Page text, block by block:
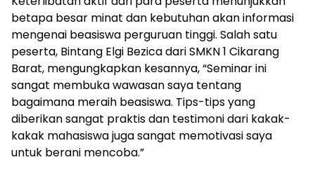
betapa besar minat dan kebutuhan akan informasi
mengenai beasiswa perguruan tinggi. Salah satu
peserta, Bintang Elgi Bezica dari SMKN 1 Cikarang
Barat, mengungkapkan kesannya, “Seminar ini
sangat membuka wawasan saya tentang
bagaimana meraih beasiswa. Tips-tips yang
diberikan sangat praktis dan testimoni dari kakak-
kakak mahasiswa juga sangat memotivasi saya
untuk berani mencoba.”